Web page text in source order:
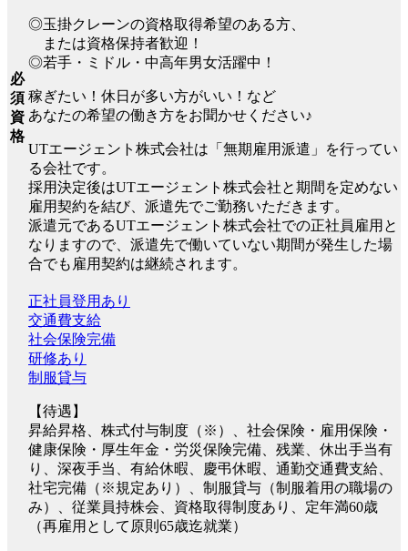
必
須
資
格
◎玉掛クレーンの資格取得希望のある方、
または資格保持者歓迎！
◎若手・ミドル・中高年男女活躍中！
稼ぎたい！休日が多い方がいい！など
あなたの希望の働き方をお聞かせください♪
UTエージェント株式会社は「無期雇用派遣」を行ってい
る会社です。
採用決定後はUTエージェント株式会社と期間を定めない
雇用契約を結び、派遣先でご勤務いただきます。
派遣元であるUTエージェント株式会社での正社員雇用と
なりますので、派遣先で働いていない期間が発生した場
合でも雇用契約は継続されます。
正社員登用あり
交通費支給
社会保険完備
研修あり
制服貸与
【待遇】
昇給昇格、株式付与制度（※）、社会保険・雇用保険・
健康保険・厚生年金・労災保険完備、残業、休出手当有
り、深夜手当、有給休暇、慶弔休暇、通勤交通費支給、
社宅完備（※規定あり）、制服貸与（制服着用の職場の
み）、従業員持株会、資格取得制度あり、定年満60歳
（再雇用として原則65歳迄就業）